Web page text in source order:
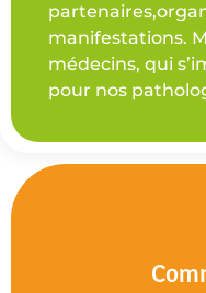
manifestations.
médecins, qui
pour nos